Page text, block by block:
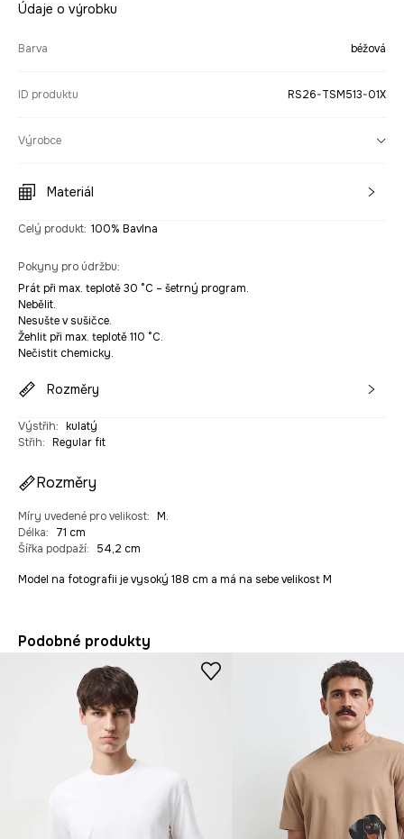
Údaje o výrobku
Barva béžová
ID produktu RS26-TSM513-01X
Výrobce
Materiál
Celý produkt: 100% Bavlna
Pokyny pro údržbu:
Prát při max. teplotě 30 °C – šetrný program.
Nebělit.
Nesušte v sušičce.
Žehlit při max. teplotě 110 °C.
Nečistit chemicky.
Rozměry
Výstřih: kulatý
Střih: Regular fit
Rozměry
Míry uvedené pro velikost: M.
Délka:
71 cm
Šířka podpaží: 54,2 cm
Model na fotografii je vysoký 188 cm a má na sebe velikost M
Podobné produkty